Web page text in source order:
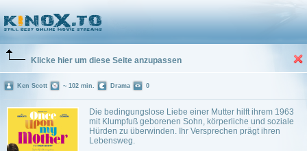
Klicke hier um diese Seite anzupassen
Die bedingungslose Liebe einer Mutter hilft ihrem 1963
mit Klumpfuß geborenen Sohn, körperliche und soziale
Hürden zu überwinden. Ihr Versprechen prägt ihren
Lebensweg.
Ken Scott ~ 102 min. Drama 0